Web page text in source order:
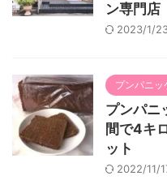
ン専門店
2023/1/
プンパニッ
プンパニ
間で4キ
ット
2022/11/